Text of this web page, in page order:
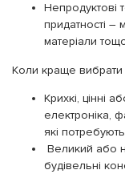
Непродуктові
придатності –
матеріали
Коли краще вибрати
Крихкі, цінні
електроніка,
які
Великий або
будівельні